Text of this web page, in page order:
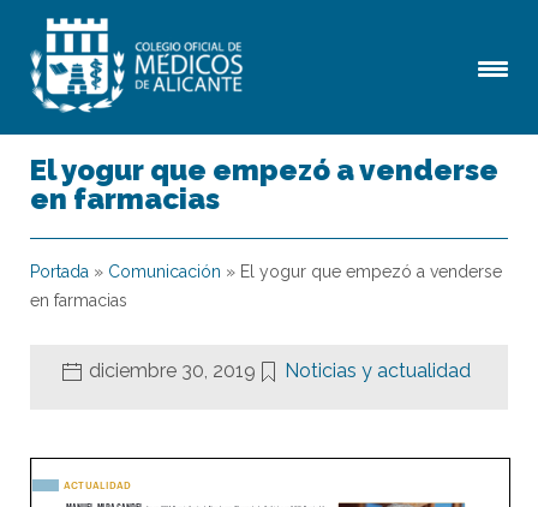
El yogur que empezó a venderse
en farmacias
Portada » Comunicación » El yogur que empezó a venderse
en farmacias
diciembre 30, 2019 Noticias y actualidad